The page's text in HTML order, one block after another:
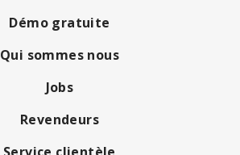
Démo gratuite
Qui sommes nous
Jobs
Revendeurs